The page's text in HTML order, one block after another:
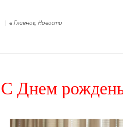
| вГлавное, Новости
С Днем